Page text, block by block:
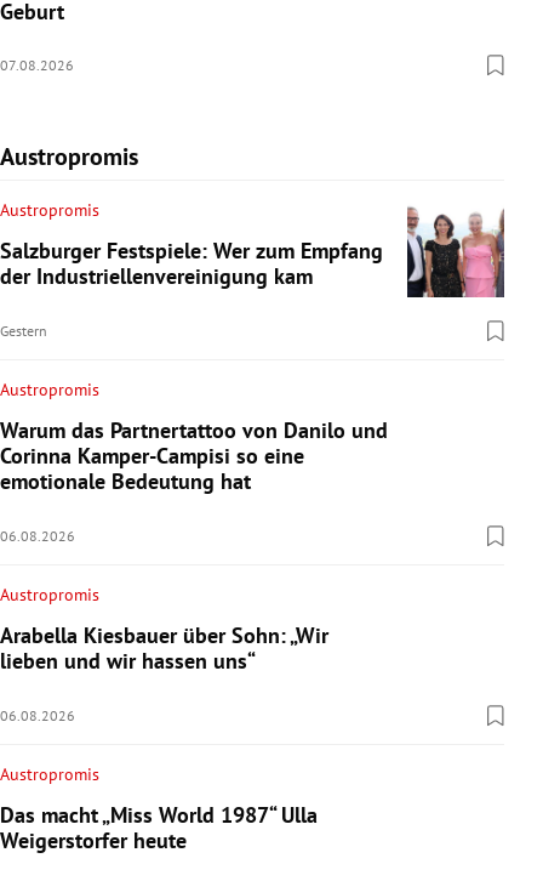
Geburt
07.08.2026
Austropromis
Austropromis
Salzburger Festspiele: Wer zum Empfang
der Industriellenvereinigung kam
Gestern
Austropromis
Warum das Partnertattoo von Danilo und
Corinna Kamper-Campisi so eine
emotionale Bedeutung hat
06.08.2026
Austropromis
Arabella Kiesbauer über Sohn: „Wir
lieben und wir hassen uns“
06.08.2026
Austropromis
Das macht „Miss World 1987“ Ulla
Weigerstorfer heute